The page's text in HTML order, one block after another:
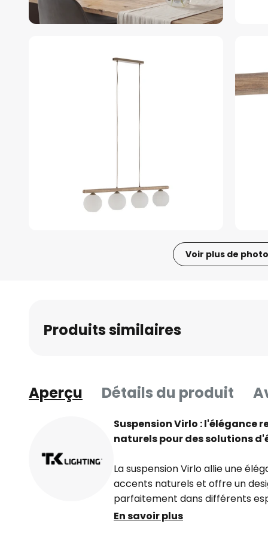
Voir plus de
Produits similaires
Aperçu Détails du produit
Suspension Virlo : l'élégance
naturels pour des solutions
La suspension Virlo allie une
accents naturels et offre un
parfaitement dans différents
salle à manger ou la cuisine. Les
En savoir plus